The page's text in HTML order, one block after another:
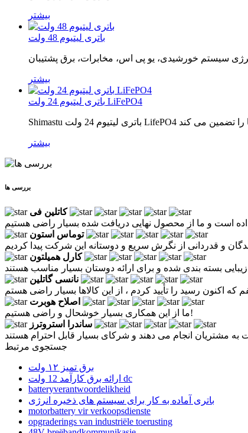
بیشتر
باتری لیتیوم 48 ولت
بیشتر
باتری لیتیوم 24 ولت LiFePO4
بیشتر
بررسی ها
کاتلین فی
توماس استون
کارل همیلتون
نانسی گاتلین
اصلاح هوبرت
ما از این همکاری بسیار خوشحال و راضی هستیم!
ساندرا استروترز
جستجوی مرتبط
برق تمیز ۱۲ ولت
ارائه برق کارآمد 12 ولت dc
batteryverantwoordelikheid
باتری آماده به کار برای سیستم های ذخیره انرژی
motorbattery vir verkoopsdienste
opgraderings van industriële toerusting